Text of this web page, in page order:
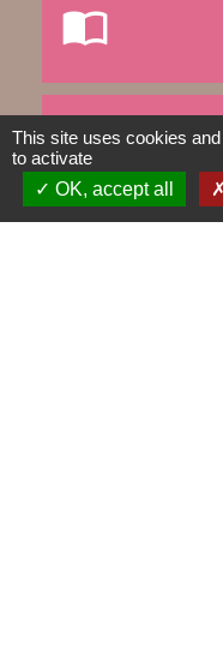
import_contacts
TRAVAUX EN
build
This site uses cookies
to activate
OK, accept all